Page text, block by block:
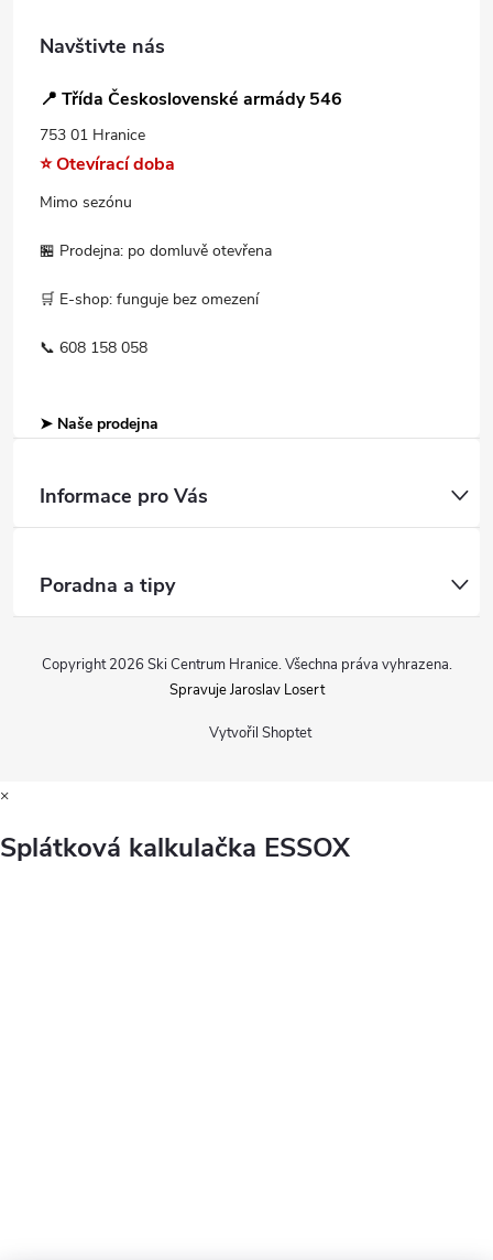
Navštivte nás
📍 Třída Československé armády 546
753 01 Hranice
⭐ Otevírací doba
Mimo sezónu
🏪 Prodejna: po domluvě otevřena
🛒 E-shop: funguje bez omezení
📞 608 158 058
➤ Naše prodejna
Informace pro Vás
Poradna a tipy
Vytvořil Shoptet
Copyright 2026 Ski Centrum Hranice. Všechna práva vyhrazena.
Spravuje Jaroslav Losert
×
Splátková kalkulačka ESSOX